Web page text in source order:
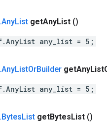
.AnyList getAnyList ()
any_list = 5;
.AnyListOrBuilder getAnyList
any_list = 5;
.BytesList getBytesList ()